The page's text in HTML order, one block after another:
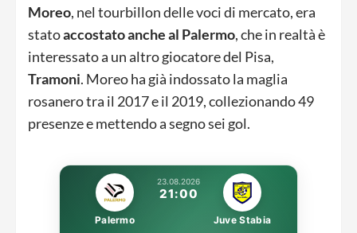
Moreo, nel tourbillon delle voci di mercato, era
statoaccostato anche al Palermo, che in realtà è
interessato a un altro giocatore del Pisa,
Tramoni. Moreo ha già indossato la maglia
rosanero tra il 2017 e il 2019, collezionando 49
presenze e mettendo a segno sei gol.
23.08.2026
21:00
Palermo Juve Stabia